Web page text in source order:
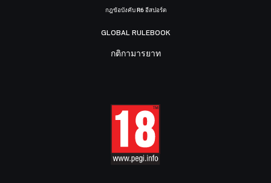
กฎข้อบังคับ R6 อีสปอร์ต
GLOBAL RULEBOOK
กติกามารยาท